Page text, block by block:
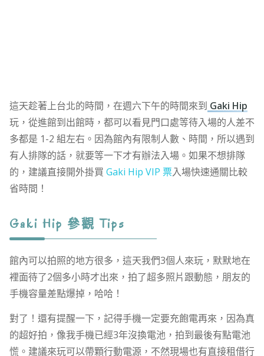
這天趁著上台北的時間，在週六下午的時間來到 Gaki Hip
玩，從進館到出館時，都可以看見門口處等待入場的人差不
多都是 1-2 組左右。因為館內有限制人數、時間，所以遇到
有人排隊的話，就要等一下才有辦法入場。如果不想排隊
的，建議直接開外掛買 Gaki Hip VIP 票入場快速通關比較
省時間！
Gaki Hip 參觀 Tips
館內可以拍照的地方很多，這天我們3個人來玩，默默地在
裡面待了2個多小時才出來，拍了超多照片跟動態，朋友的
手機容量差點爆掉，哈哈！
對了！還有提醒一下，記得手機一定要充飽電再來，因為真
的超好拍，像我手機已經3年沒換電池，拍到最後有點電池
慌。建議來玩可以帶顆行動電源，不然現場也有直接租借行